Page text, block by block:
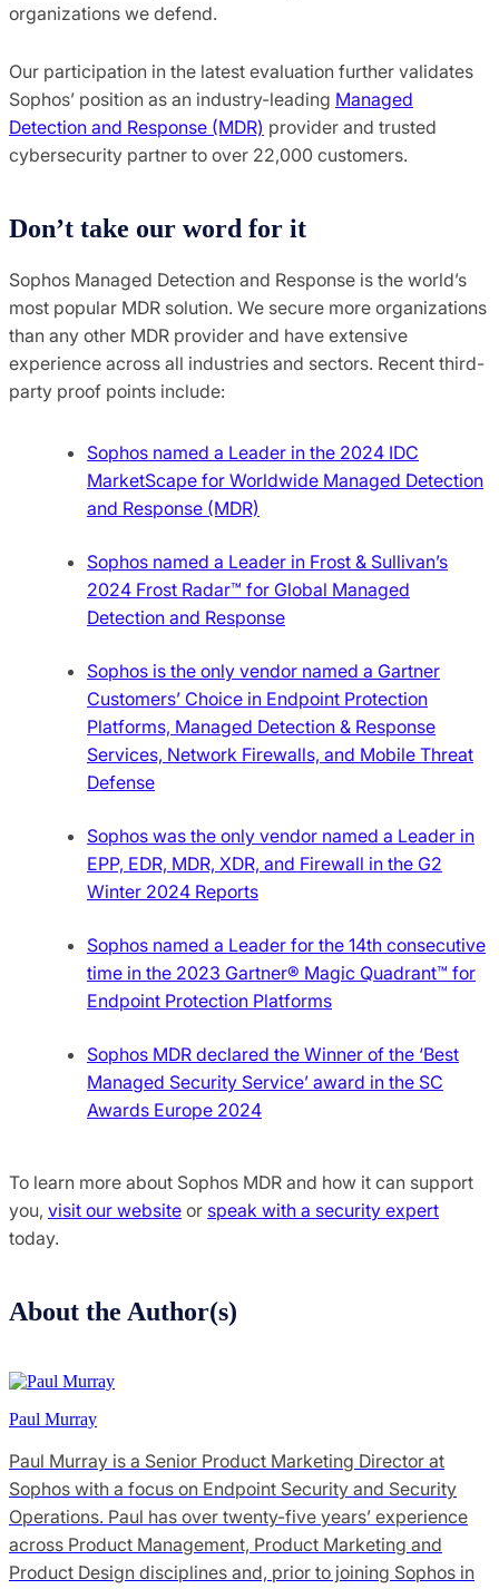
organizations we defend.
Our participation in the latest evaluation further validates
Sophos’ position as an industry-leading Managed
Detection and Response (MDR) provider and trusted
cybersecurity partner to over 22,000 customers.
Don’t take our word for it
Sophos Managed Detection and Response is the world’s
most popular MDR solution. We secure more organizations
than any other MDR provider and have extensive
experience across all industries and sectors. Recent third-
party proof points include:
Sophos named a Leader in the 2024 IDC
MarketScape for Worldwide Managed Detection
and Response (MDR)
Sophos named a Leader in Frost & Sullivan’s
2024 Frost Radar™ for Global Managed
Detection and Response
Sophos is the only vendor named a Gartner
Customers’ Choice in Endpoint Protection
Platforms, Managed Detection & Response
Services, Network Firewalls, and Mobile Threat
Defense
Sophos was the only vendor named a Leader in
EPP, EDR, MDR, XDR, and Firewall in the G2
Winter 2024 Reports
Sophos named a Leader for the 14th consecutive
time in the 2023 Gartner® Magic Quadrant™ for
Endpoint Protection Platforms
Sophos MDR declared the Winner of the ‘Best
Managed Security Service’ award in the SC
Awards Europe 2024
To learn more about Sophos MDR and how it can support
you, visit our website or speak with a security expert
today.
About the Author(s)
Paul Murray
Paul Murray is a Senior Product Marketing Director at
Sophos with a focus on Endpoint Security and Security
Operations. Paul has over twenty-five years’ experience
across Product Management, Product Marketing and
Product Design disciplines and, prior to joining Sophos in